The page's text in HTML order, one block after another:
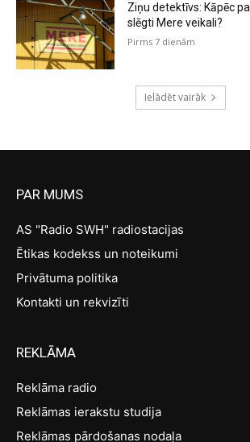
Ziņu detektīvs: Kāpēc
slēgti Mere veikali?
Pirms 7 dienām
Ielādēt vairāk
PAR MUMS
AS "Radio SWH" radiostacijas
Ētikas kodekss un noteikumi
Privātuma politika
Kontakti un rekvizīti
REKLĀMA
Reklāma radio
Reklāmas ierakstu studija
Reklāmas pārdošanas nodaļa